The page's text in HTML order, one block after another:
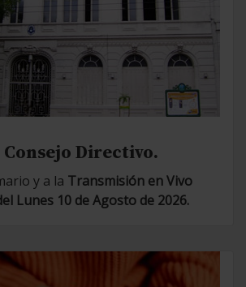
Consejo Directivo.
y a la Transmisión en Vivo
Lunes 10 de Agosto de 2026.